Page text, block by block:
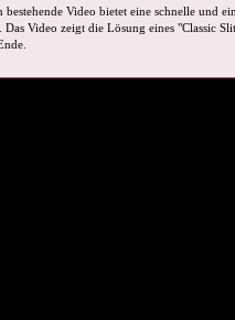
bestehende Video bietet eine schnelle und
Das Video zeigt die Lösung eines "Classic